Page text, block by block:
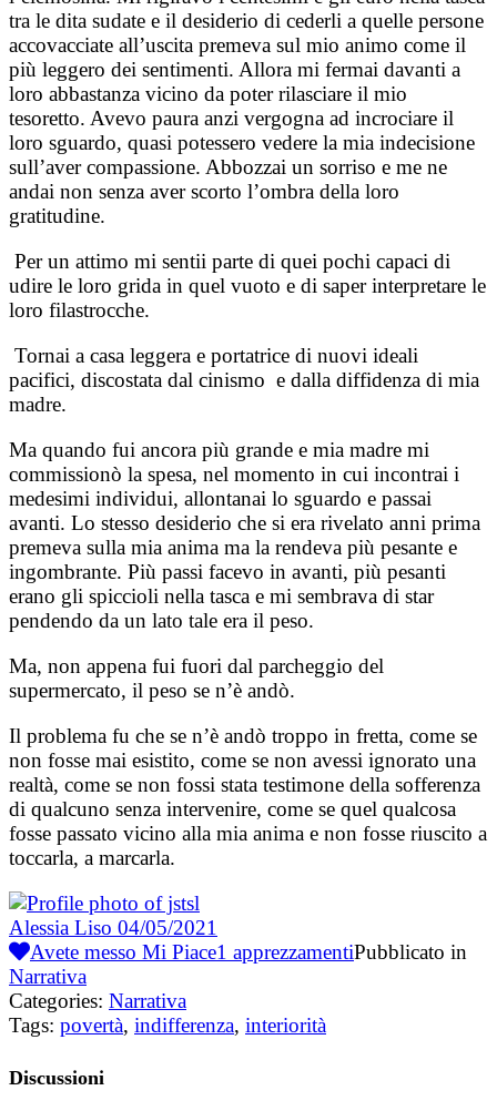
tra le dita sudate e il desiderio di cederli a quelle persone
accovacciate all’uscita premeva sul mio animo come il
più leggero dei sentimenti. Allora mi fermai davanti a
loro abbastanza vicino da poter rilasciare il mio
tesoretto. Avevo paura anzi vergogna ad incrociare il
loro sguardo, quasi potessero vedere la mia indecisione
sull’aver compassione. Abbozzai un sorriso e me ne
andai non senza aver scorto l’ombra della loro
gratitudine.
Per un attimo mi sentii parte di quei pochi capaci di
udire le loro grida in quel vuoto e di saper interpretare le
loro filastrocche.
Tornai a casa leggera e portatrice di nuovi ideali
pacifici, discostata dal cinismo e dalla diffidenza di mia
madre.
Ma quando fui ancora più grande e mia madre mi
commissionò la spesa, nel momento in cui incontrai i
medesimi individui, allontanai lo sguardo e passai
avanti. Lo stesso desiderio che si era rivelato anni prima
premeva sulla mia anima ma la rendeva più pesante e
ingombrante. Più passi facevo in avanti, più pesanti
erano gli spiccioli nella tasca e mi sembrava di star
pendendo da un lato tale era il peso.
Ma, non appena fui fuori dal parcheggio del
supermercato, il peso se n’è andò.
Il problema fu che se n’è andò troppo in fretta, come se
non fosse mai esistito, come se non avessi ignorato una
realtà, come se non fossi stata testimone della sofferenza
di qualcuno senza intervenire, come se quel qualcosa
fosse passato vicino alla mia anima e non fosse riuscito a
toccarla, a marcarla.
Alessia Liso 04/05/2021
Avete messo Mi Piace1 apprezzamentiPubblicato in
Narrativa
Categories: Narrativa
Tags: povertà, indifferenza, interiorità
Discussioni